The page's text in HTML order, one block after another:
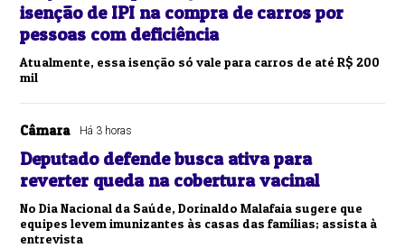
isenção de IPI na compra de carros por
pessoas com deficiência
Atualmente, essa isenção só vale para carros de até R$ 200
mil
Câmara Há 3 horas
Deputado defende busca ativa para
reverter queda na cobertura vacinal
No Dia Nacional da Saúde, Dorinaldo Malafaia sugere que
equipes levem imunizantes às casas das famílias; assista à
entrevista